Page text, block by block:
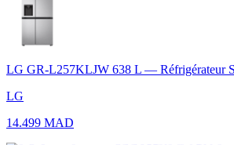
LG GR-L257KLJW 638 L — Réfrigérateur
LG
14.499 MAD